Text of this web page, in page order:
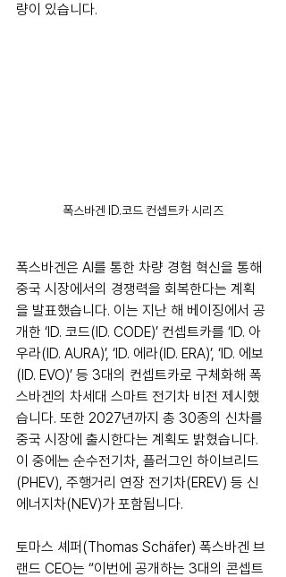
량이 있습니다.
폭스바겐 ID.코드 컨셉트카 시리즈
폭스바겐은 AI를 통한 차량 경험 혁신을 통해
중국 시장에서의 경쟁력을 회복한다는 계획
을 발표했습니다. 이는 지난 해 베이징에서 공
개한 ‘ID. 코드(ID. CODE)’ 컨셉트카를 ‘ID. 아
우라(ID. AURA)’, ‘ID. 에라(ID. ERA)’, ‘ID. 에보
(ID. EVO)’ 등 3대의 컨셉트카로 구체화해 폭
스바겐의 차세대 스마트 전기차 비전 제시했
습니다. 또한 2027년까지 총 30종의 신차를
중국 시장에 출시한다는 계획도 밝혔습니다.
이 중에는 순수전기차, 플러그인 하이브리드
(PHEV), 주행거리 연장 전기차(EREV) 등 신
에너지차(NEV)가 포함됩니다.
토마스 셰퍼(Thomas Schäfer) 폭스바겐 브
랜드 CEO는 “이번에 공개하는 3대의 콘셉트